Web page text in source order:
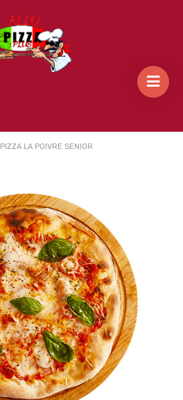
PIZZA LA POIVRE SENIOR